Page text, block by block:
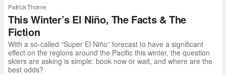
Patrick Thorne
This Winter’s El Niño, The Facts & The
Fiction
With a so-called “Super El Niño” forecast to have a significant
effect on the regions around the Pacific this winter, the question
skiers are asking is simple: book now or wait, and where are the
best odds?